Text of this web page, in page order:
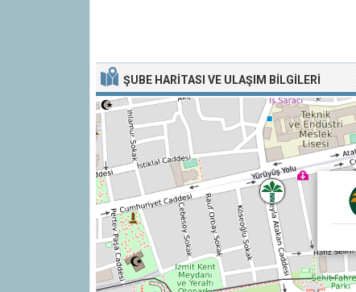
ŞUBE HARITASI VE ULAŞIM BILGILERI